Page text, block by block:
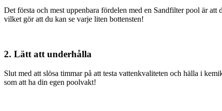
Det första och mest uppenbara fördelen med en Sandfilter pool är
vilket gör att du kan se varje liten bottensten!
2. Lätt att underhålla
Slut med att slösa timmar på att testa vattenkvaliteten och hälla i
som att ha din egen poolvakt!